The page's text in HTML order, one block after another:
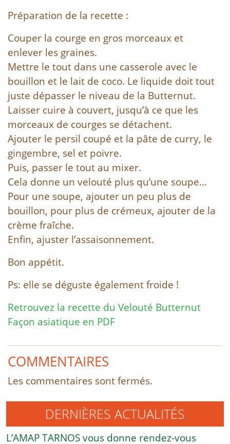
Préparation de la recette :
Couper la courge en gros morceaux et
enlever les graines.
Mettre le tout dans une casserole avec le
bouillon et le lait de coco. Le liquide doit tout
juste dépasser le niveau de la Butternut.
Laisser cuire à couvert, jusqu’à ce que les
morceaux de courges se détachent.
Ajouter le persil coupé et la pâte de curry, le
gingembre, sel et poivre.
Puis, passer le tout au mixer.
Cela donne un velouté plus qu’une soupe…
Pour une soupe, ajouter un peu plus de
bouillon, pour plus de crémeux, ajouter de la
crème fraîche.
Enfin, ajuster l’assaisonnement.
Bon appétit.
Ps: elle se déguste également froide !
Retrouvez la recette du Velouté Butternut
Façon asiatique en PDF
COMMENTAIRES
Les commentaires sont fermés.
DERNIÈRES ACTUALITÉS
L’AMAP TARNOS vous donne rendez-vous